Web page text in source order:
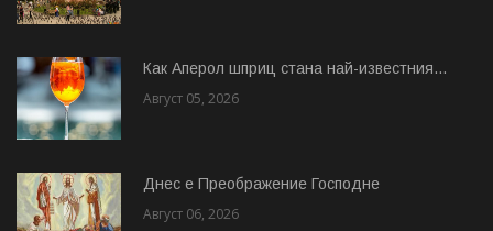
Как Аперол шприц стана най-известния...
Август 05, 2026
Днес е Преображение Господне
Август 06, 2026